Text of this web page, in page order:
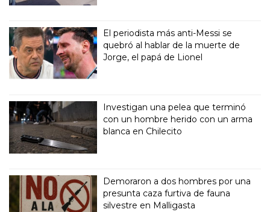
El periodista más anti-Messi se
quebró al hablar de la muerte de
Jorge, el papá de Lionel
Investigan una pelea que terminó
con un hombre herido con un arma
blanca en Chilecito
Demoraron a dos hombres por una
presunta caza furtiva de fauna
silvestre en Malligasta